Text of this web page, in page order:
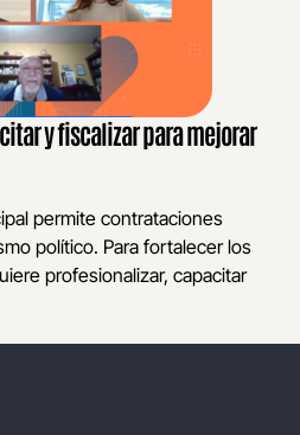
y fiscalizar para mejorar
permite contrataciones
político. Para fortalecer los
profesionalizar, capacitar